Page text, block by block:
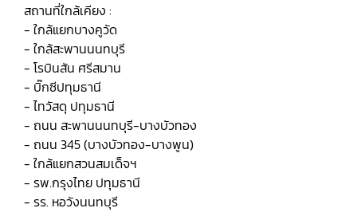
สถานที่ใกล้เคียง :
- ใกล้แยกบางคูวัด
- ใกล้สะพานนนทบุรี
- โรบินสัน ศรีสมาน
- บิ๊กซีปทุมธานี
- ไทวัสดุ ปทุมธานี
- ถนน สะพานนนทบุรี-บางบัวทอง
- ถนน 345 (บางบัวทอง-บางพูน)
- ใกล้แยกสวนสมเด็จฯ
- รพ.กรุงไทย ปทุมธานี
- รร. หอวังนนทบุรี